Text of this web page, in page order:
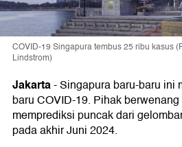
COVID-19 Singapura tembus 25 ribu kasus
Lindstrom)
Jakarta-Singapura baru-baru ini
baru COVID-19. Pihak
memprediksi puncak dari
pada akhir Juni 2024.